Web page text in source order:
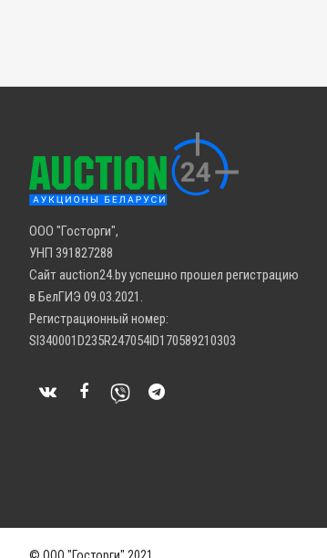
ООО "Госторги",
УНП 391827288
Сайт auction24.by успешно прошел регистрацию
в БелГИЭ 09.03.2021.
Регистрационный номер:
SI340001D235R247054ID170589210303
© ООО "Госторги" 2021